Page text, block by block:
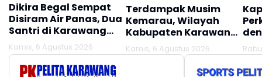
Dikira Begal Sempat
Disiram Air Panas, Dua
Santri di Karawang
Terluka Akibat Aksi
Oknum Linmas
Kamis, 6 Agustus 2026
Terdampak Musim
Kemarau, Wilayah
Kabupaten Karawang
Kekeringan Makin
Meluas
Kamis, 6 Agustus 2026